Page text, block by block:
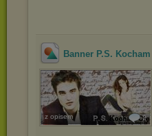
Banner P.S.
z opisem 2